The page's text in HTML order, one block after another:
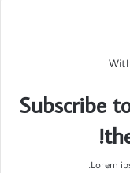
Subscribe
Lorem